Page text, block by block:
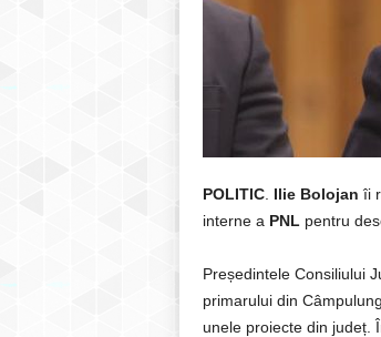
POLITIC. Ilie Bolojan îi
interne a PNL pentru
Președintele Consiliului
primarului din
unele proiecte din județ.